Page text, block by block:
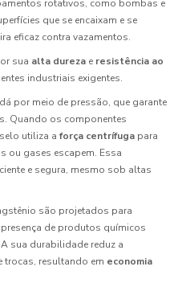
rotativos, como bombas e
que se encaixam e se
eficaz contra vazamentos.
sua alta dureza e resistência ao
industriais exigentes.
por meio de pressão, que garante
Quando os componentes
utiliza a força centrífuga para
ou gases escapem. Essa
e segura, mesmo sob altas
são projetados para
de produtos químicos
sua durabilidade reduz a
trocas, resultando em economia